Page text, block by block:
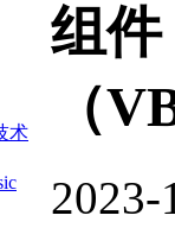
术
组件
（
2023-